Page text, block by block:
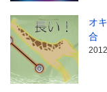
オ
合